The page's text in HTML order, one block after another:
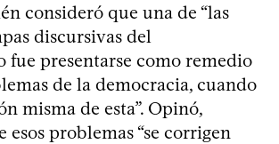
consideró que una de “las
discursivas del
fue presentarse como remedio
de la democracia, cuando
misma de esta”. Opinó,
esos problemas “se corrigen